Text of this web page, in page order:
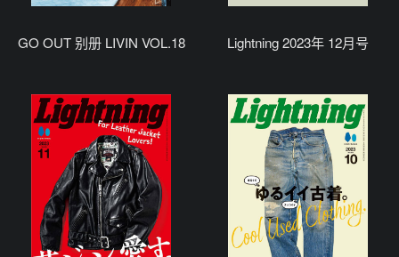
GO OUT 别册 LIVIN VOL.18 Lightning 2023年 12月号